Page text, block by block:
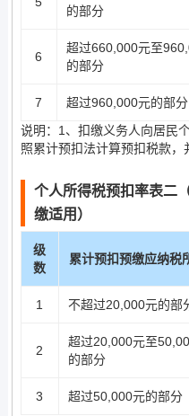
的部分
6
超过660,000元至
的部分
7 超过960,000元的部分
说明：1、扣缴义务人向居民
照累计预扣法计算预扣税款，
个人所得税预扣率表二
缴适用）
级
数
累计预扣预缴应纳税
1 不超过20,000元的部
2
超过20,000元至
的部分
3 超过50,000元的部分